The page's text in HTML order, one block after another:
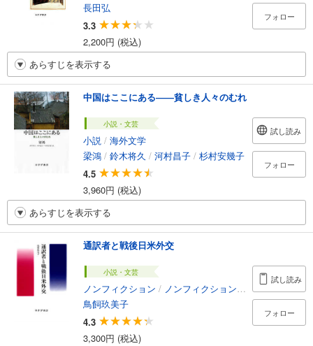
長田弘
3.3
2,200円 (税込)
フォロー
あらすじを表示する
中国はここにある――貧しき人々のむれ
小説・文芸
小説 / 海外文学
梁鴻 / 鈴木将久 / 河村昌子 / 杉村安幾子
4.5
3,960円 (税込)
試し読み
フォロー
あらすじを表示する
通訳者と戦後日米外交
小説・文芸
ノンフィクション / ノンフィクション・ドキュメンタリー
鳥飼玖美子
4.3
3,300円 (税込)
試し読み
フォロー